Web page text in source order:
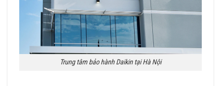
Trung tâm bảo hành Daikin tại Hà Nội